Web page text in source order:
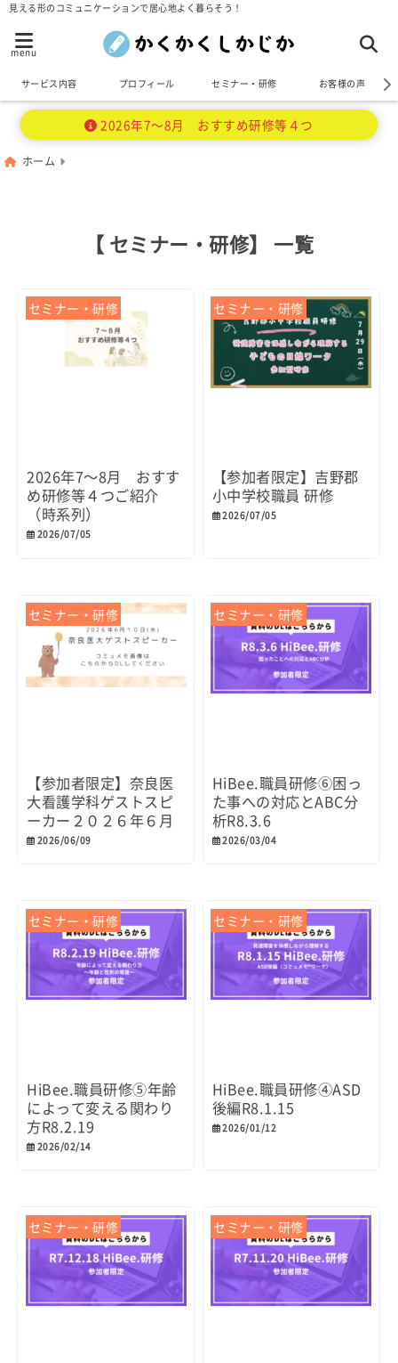
見える形のコミュニケーションで居心地よく暮らそう！
menu
サービス内容 プロフィール セミナー・研修 お客様の声
2026年7～8月 おすすめ研修等４つ
ホーム
【 セミナー・研修】 一覧
セミナー・研修
2026年7～8月 おすす
め研修等４つご紹介
（時系列）
2026/07/05
セミナー・研修
【参加者限定】吉野郡
小中学校職員 研修
2026/07/05
セミナー・研修
【参加者限定】奈良医
大看護学科ゲストスピ
ーカー２０２６年６月
2026/06/09
セミナー・研修
HiBee.職員研修⑥困っ
た事への対応とABC分
析R8.3.6
2026/03/04
セミナー・研修
HiBee.職員研修⑤年齢
によって変える関わり
方R8.2.19
2026/02/14
セミナー・研修
HiBee.職員研修④ASD
後編R8.1.15
2026/01/12
セミナー・研修 セミナー・研修